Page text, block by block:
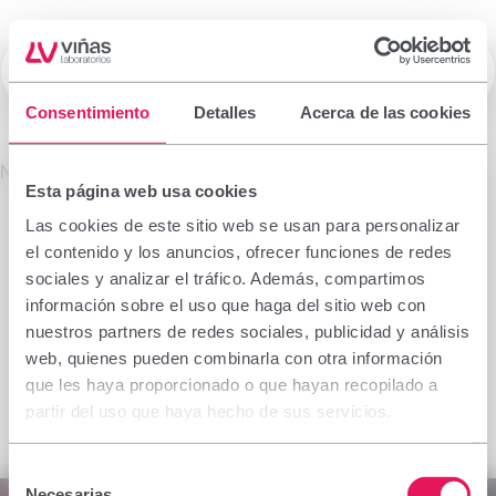
Consentimiento Detalles Acerca de las cookies
Esta página web usa cookies
Las cookies de este sitio web se usan para personalizar
el contenido y los anuncios, ofrecer funciones de redes
sociales y analizar el tráfico. Además, compartimos
información sobre el uso que haga del sitio web con
nuestros partners de redes sociales, publicidad y análisis
web, quienes pueden combinarla con otra información
que les haya proporcionado o que hayan recopilado a
partir del uso que haya hecho de sus servicios.
Laboratorios Viñas
No se encontró el producto solicitado.
Important notice
The information contained in this section is
intended only for the health professional authorised
to prescribe or dispense medicinal products for
which specialised training is required for proper
interpretation. If you do not belong to this group,
please refrain from continuing.
I declare I am a health professional with prescribing
or dispensing capacity in Spain.